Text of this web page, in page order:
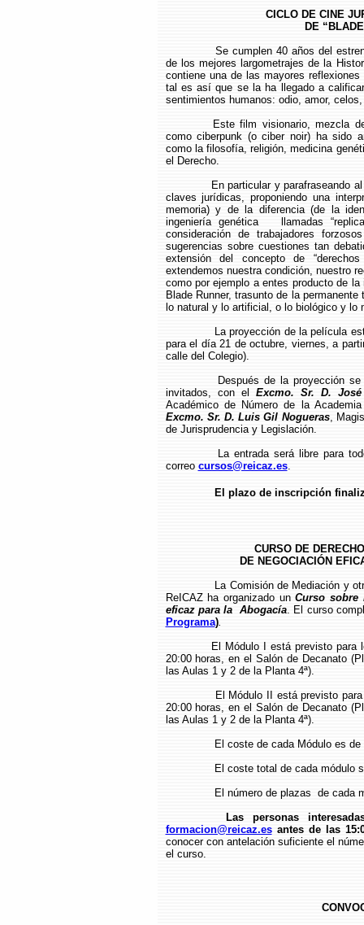
CICLO DE CINE
DE
Se cumplen 40 años del
de los mejores largometrajes de la
contiene una de las mayores
tal es así que se la ha llegado a
sentimientos humanos: odio, amor,
Este film visionario, mezcla
como ciberpunk (o ciber noir) ha sido
como la filosofía, religión, medicina
el Derecho.
En particular y parafraseando
claves jurídicas, proponiendo una
memoria) y de la diferencia (de la
ingeniería genética llamadas
consideración de trabajadores
sugerencias sobre cuestiones tan
extensión del concepto de
extendemos nuestra condición, nuestro
como por ejemplo a entes producto de
Blade Runner, trasunto de la
lo natural y lo artificial, o lo biológico y lo
La proyección de la película
para el día 21 de octubre, viernes, a
calle del Colegio).
Después de la proyección
invitados, con el Excmo. Sr. D.
Académico de Número de la
Excmo. Sr. D. Luis Gil Nogueras,
de Jurisprudencia y Legislación.
La entrada será libre para
correo cursos@reicaz.es.
El plazo de inscripción
CURSO DE
DE NEGOCIACIÓN
La Comisión de Mediación y
ReICAZ ha organizado unCurso sobre
eficaz para la Abogacía. El curso
Programa).
El Módulo I está previsto para
20:00 horas, en el Salón de Decanato
las Aulas 1 y 2 de la Planta 4ª).
El Módulo II está previsto
20:00 horas, en el Salón de Decanato
las Aulas 1 y 2 de la Planta 4ª).
El coste de cada Módulo es de
El coste total de cada módulo
El número de plazas de cada
Las personas
formacion@reicaz.esantes de las
conocer con antelación suficiente el
el curso.